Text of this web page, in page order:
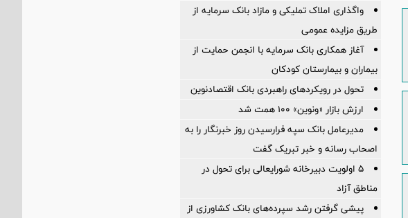
واگذاری املاک تملیکی و مازاد بانک سرمایه از
طریق مزایده عمومی
آغاز همکاری بانک سرمایه با انجمن حمایت از
بیماران و بیمارستان کودکان
تحول در رویکردهای راهبردی بانک اقتصادنوین
ارزش بازار «ونوین» 100 همت شد
مدیرعامل بانک سپه فرارسیدن روز خبرنگار را به
اصحاب رسانه و خبر تبریک گفت
5 اولویت دبیرخانه شورایعالی برای تحول در
مناطق آزاد
پیشی گرفتن رشد سپرده‌های بانک کشاورزی از